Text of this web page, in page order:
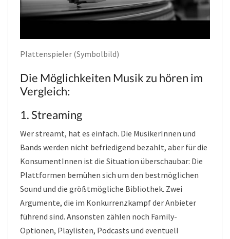
Plattenspieler (Symbolbild)
Die Möglichkeiten Musik zu hören im
Vergleich:
1. Streaming
Wer streamt, hat es einfach. Die MusikerInnen und
Bands werden nicht befriedigend bezahlt, aber für die
KonsumentInnen ist die Situation überschaubar: Die
Plattformen bemühen sich um den bestmöglichen
Sound und die größtmögliche Bibliothek. Zwei
Argumente, die im Konkurrenzkampf der Anbieter
führend sind. Ansonsten zählen noch Family-
Optionen, Playlisten, Podcasts und eventuell